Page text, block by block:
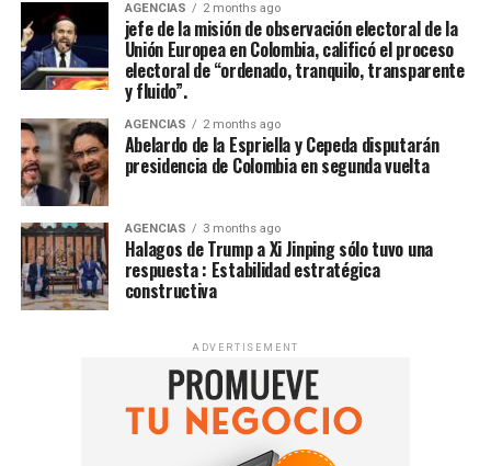
AGENCIAS 2 months ago
jefe de la misión de observación electoral de la
Unión Europea en Colombia, calificó el proceso
electoral de “ordenado, tranquilo, transparente
y fluido”.
AGENCIAS 2 months ago
Abelardo de la Espriella y Cepeda disputarán
presidencia de Colombia en segunda vuelta
AGENCIAS 3 months ago
Halagos de Trump a Xi Jinping sólo tuvo una
respuesta : Estabilidad estratégica
constructiva
ADVERTISEMENT